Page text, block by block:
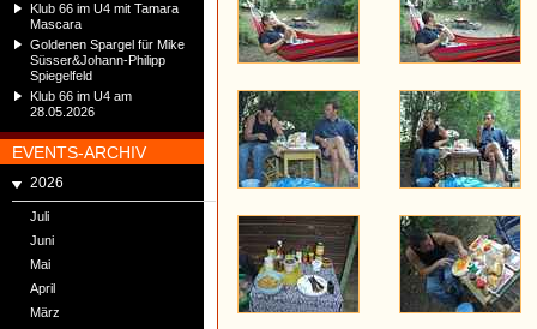
Klub 66 im U4 mit Tamara
Mascara
Goldenen Spargel für Mike
Süsser&Johann-Philipp
Spiegelfeld
Klub 66 im U4 am
28.05.2026
EVENTS-ARCHIV
2026
Juli
Juni
Mai
April
März